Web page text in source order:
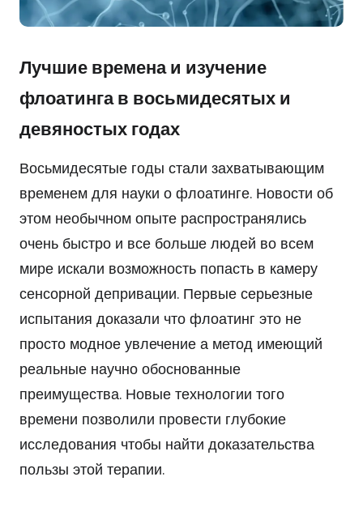
Лучшие времена и изучение
флоатинга в восьмидесятых и
девяностых годах
Восьмидесятые годы стали захватывающим
временем для науки о флоатинге. Новости об
этом необычном опыте распространялись
очень быстро и все больше людей во всем
мире искали возможность попасть в камеру
сенсорной депривации. Первые серьезные
испытания доказали что флоатинг это не
просто модное увлечение а метод имеющий
реальные научно обоснованные
преимущества. Новые технологии того
времени позволили провести глубокие
исследования чтобы найти доказательства
пользы этой терапии.